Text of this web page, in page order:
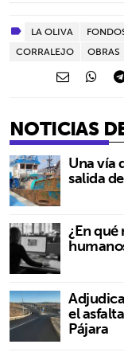
LA OLIVA
CORRALEJO
OBRAS
NOTICIAS
Una vía
salida
¿En
el
Pájara